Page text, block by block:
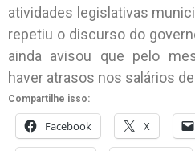
atividades legislativas
repetiu o discurso do
ainda avisou que pelo
haver atrasos nos salários
Compartilhe isso:
Facebook X